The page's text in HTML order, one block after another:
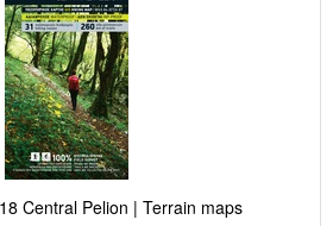
Central Pelion | Terrain maps